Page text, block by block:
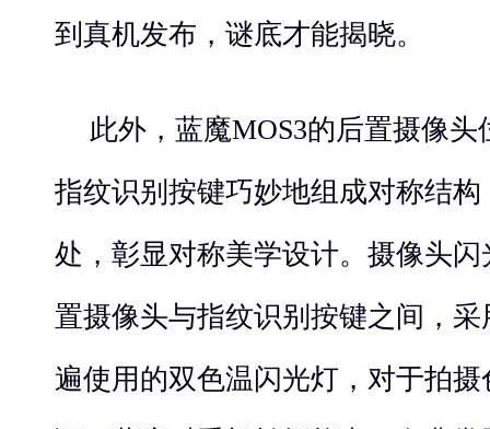
到真机发布，谜底才能揭晓。
此外，蓝魔MOS3的后置摄像
指纹识别按键巧妙地组成对称结
处，彰显对称美学设计。摄像头
置摄像头与指纹识别按键之间，
遍使用的双色温闪光灯，对于拍